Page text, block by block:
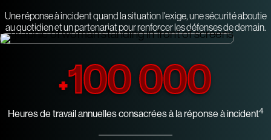
Une réponse à incident quand la situation l'exige, une sécurité aboutie
au quotidien et un partenariat pour renforcer les défenses de demain.
+100 000
Heures de travail annuelles consacrées à la réponse à incident4